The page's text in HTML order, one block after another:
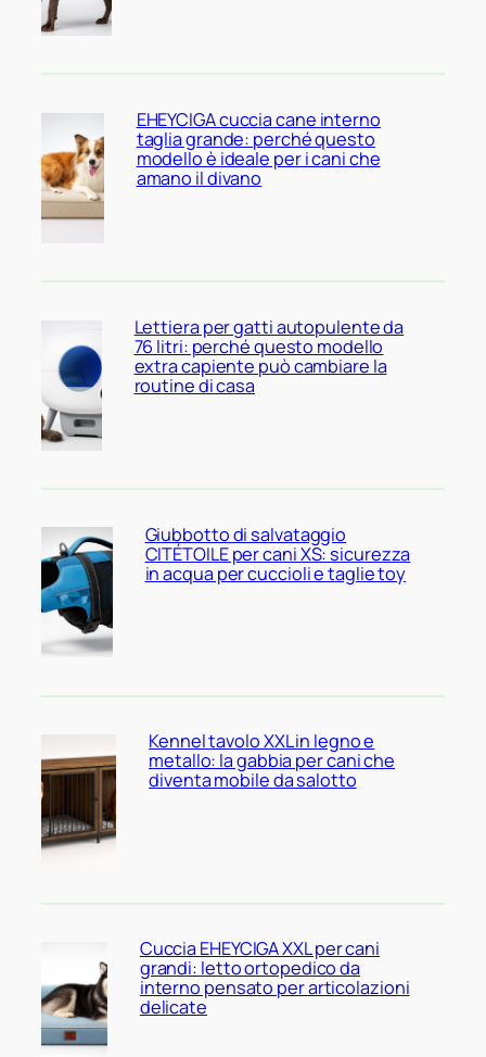
EHEYCIGA cuccia cane interno
taglia grande: perché questo
modello è ideale per i cani che
amano il divano
Lettiera per gatti autopulente da
76 litri: perché questo modello
extra capiente può cambiare la
routine di casa
Giubbotto di salvataggio
CITÉTOILE per cani XS: sicurezza
in acqua per cuccioli e taglie toy
Kennel tavolo XXL in legno e
metallo: la gabbia per cani che
diventa mobile da salotto
Cuccia EHEYCIGA XXL per cani
grandi: letto ortopedico da
interno pensato per articolazioni
delicate